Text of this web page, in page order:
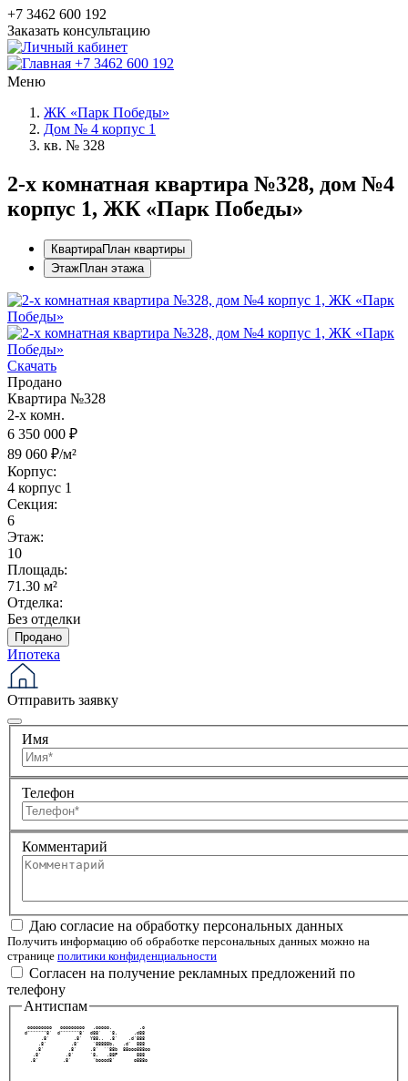
+7 3462 600 192
Заказать консультацию
+7 3462 600 192
Меню
ЖК «Парк Победы»
Дом № 4 корпус 1
кв. № 328
2-x комнатная квартира №328, дом №4
корпус 1, ЖК «Парк Победы»
КвартираПлан квартиры
ЭтажПлан этажа
Скачать
Продано
Квартира №328
2-х комн.
6 350 000 ₽
89 060 ₽/м²
Корпус:
4 корпус 1
Секция:
6
Этаж:
10
Площадь:
71.30 м²
Отделка:
Без отделки
Продано
Ипотека
Отправить заявку
Имя
Телефон
Комментарий
Даю согласие на обработку персональных данных
Получить информацию об обработке персональных данных можно на
странице политики конфиденциальности
Согласен на получение рекламных предложений по
телефону
Антиспам
  ooooooooo   ooooooooo   .ooooo.          .o
d"""""""8'  d"""""""8'  d88'   `8.      .d88
       .8'         .8'   Y88..  .8'    .d'888
      .8'         .8'     `88888b.   .d'  888
     .8'         .8'     .8'  ``88b  88ooo888oo
    .8'         .8'      `8.   .88P       888
   .8'         .8'        `boood8'       o888o